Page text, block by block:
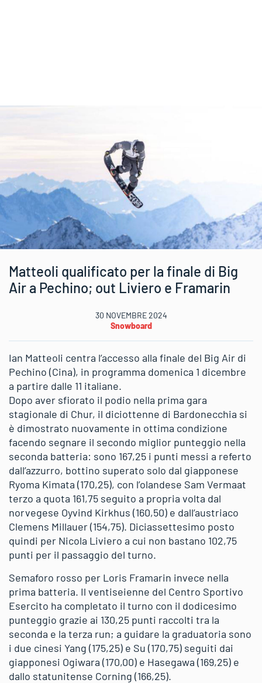
Matteoli qualificato per la finale di Big
Air a Pechino; out Liviero e Framarin
30 NOVEMBRE 2024
Snowboard
Ian Matteoli centra l’accesso alla finale del Big Air di
Pechino (Cina), in programma domenica 1 dicembre
a partire dalle 11 italiane.
Dopo aver sfiorato il podio nella prima gara
stagionale di Chur, il diciottenne di Bardonecchia si
è dimostrato nuovamente in ottima condizione
facendo segnare il secondo miglior punteggio nella
seconda batteria: sono 167,25 i punti messi a referto
dall’azzurro, bottino superato solo dal giapponese
Ryoma Kimata (170,25), con l’olandese Sam Vermaat
terzo a quota 161,75 seguito a propria volta dal
norvegese Oyvind Kirkhus (160,50) e dall’austriaco
Clemens Millauer (154,75). Diciassettesimo posto
quindi per Nicola Liviero a cui non bastano 102,75
punti per il passaggio del turno.
Semaforo rosso per Loris Framarin invece nella
prima batteria. Il ventiseienne del Centro Sportivo
Esercito ha completato il turno con il dodicesimo
punteggio grazie ai 130,25 punti raccolti tra la
seconda e la terza run; a guidare la graduatoria sono
i due cinesi Yang (175,25) e Su (170,75) seguiti dai
giapponesi Ogiwara (170,00) e Hasegawa (169,25) e
dallo statunitense Corning (166,25).